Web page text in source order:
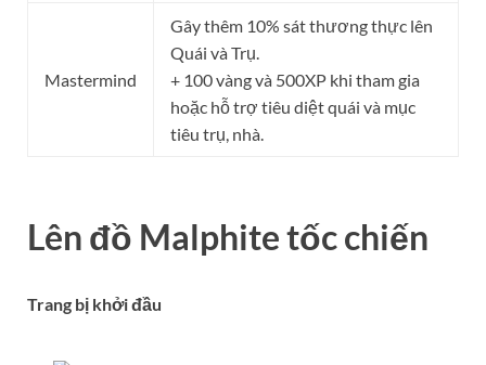
Mastermind
Gây thêm 10% sát thương thực lên
Quái và Trụ.
+ 100 vàng và 500XP khi tham gia
hoặc hỗ trợ tiêu diệt quái và mục
tiêu trụ, nhà.
Lên đồ Malphite tốc chiến
Trang bị khởi đầu